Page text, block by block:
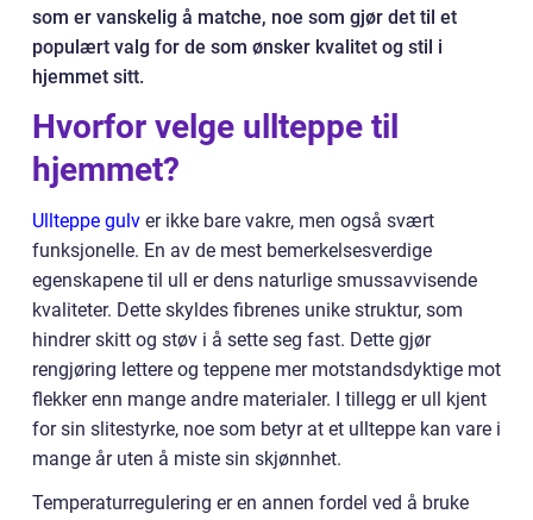
som er vanskelig å matche, noe som gjør det til et
populært valg for de som ønsker kvalitet og stil i
hjemmet sitt.
Hvorfor velge ullteppe til
hjemmet?
Ullteppe gulv er ikke bare vakre, men også svært
funksjonelle. En av de mest bemerkelsesverdige
egenskapene til ull er dens naturlige smussavvisende
kvaliteter. Dette skyldes fibrenes unike struktur, som
hindrer skitt og støv i å sette seg fast. Dette gjør
rengjøring lettere og teppene mer motstandsdyktige mot
flekker enn mange andre materialer. I tillegg er ull kjent
for sin slitestyrke, noe som betyr at et ullteppe kan vare i
mange år uten å miste sin skjønnhet.
Temperaturregulering er en annen fordel ved å bruke